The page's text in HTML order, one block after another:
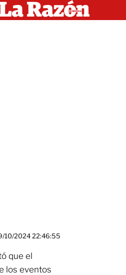
10/2024 22:46:55
que el
los eventos